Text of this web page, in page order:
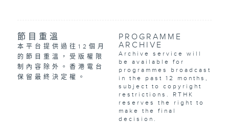
節目重溫
本平台提供過往12個月
的節目重溫，受版權限
制內容除外。香港電台
保留最終決定權。
PROGRAMME
ARCHIVE
Archive service will
be available for
programmes broadcast
in the past 12 months,
subject to copyright
restrictions. RTHK
reserves the right to
make the final
decision.